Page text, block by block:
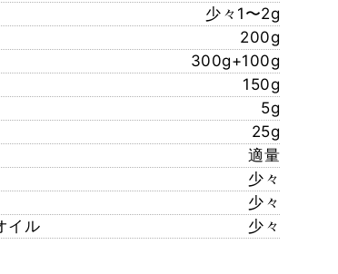
少々1〜2g
200g
300g+100g
150g
5g
25g
適量
少々
少々
イル
少々